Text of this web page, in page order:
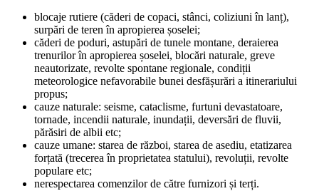
blocaje rutiere (căderi de copaci, stânci, coliziuni în lanț),
surpări de teren în apropierea șoselei;
căderi de poduri, astupări de tunele montane, deraierea
trenurilor în apropierea șoselei, blocări naturale, greve
neautorizate, revolte spontane regionale, condiții
meteorologice nefavorabile bunei desfășurări a itinerariului
propus;
cauze naturale: seisme, cataclisme, furtuni devastatoare,
tornade, incendii naturale, inundații, deversări de fluvii,
părăsiri de albii etc;
cauze umane: starea de război, starea de asediu, etatizarea
forțată (trecerea în proprietatea statului), revoluții, revolte
populare etc;
nerespectarea comenzilor de către furnizori și terți.